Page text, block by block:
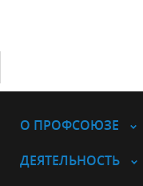
О ПРОФСОЮЗЕ
ДЕЯТЕЛЬНОСТЬ